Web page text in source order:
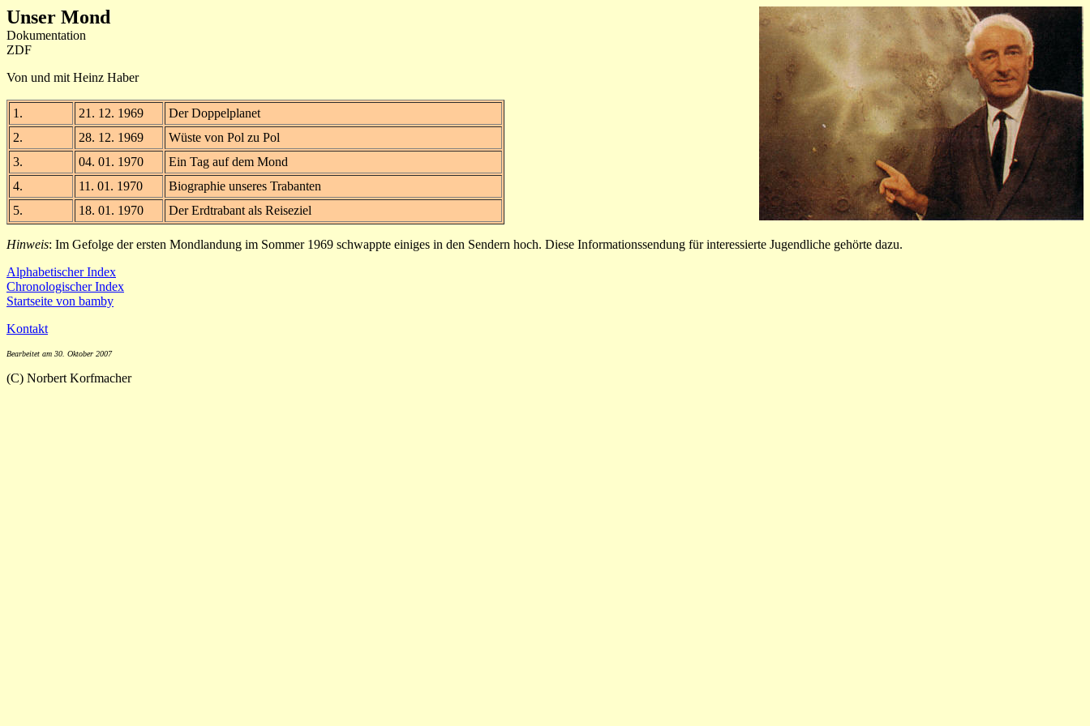
Unser Mond
Dokumentation
ZDF
Von und mit Heinz Haber
1. 21. 12. 1969
Der Doppelplanet
2.
28. 12. 1969
Wüste von Pol zu Pol
3.
04. 01. 1970
Ein Tag auf dem Mond
4.
11. 01. 1970
Biographie unseres Trabanten
5.
18. 01. 1970 Der Erdtrabant als Reiseziel
Hinweis: Im Gefolge der ersten Mondlandung im Sommer 1969 schwappte einiges in den Sendern hoch. Diese Informationssendung für interessierte Jugendliche gehörte dazu.
Alphabetischer Index
Chronologischer Index
Startseite von bamby
Kontakt
Bearbeitet am 30. Oktober 2007
(C) Norbert Korfmacher